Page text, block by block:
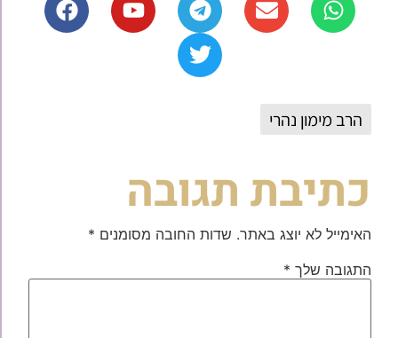
הרב מימון נהרי
כתיבת תגובה
האימייל לא יוצג באתר. שדות החובה מסומנים *
התגובה שלך *